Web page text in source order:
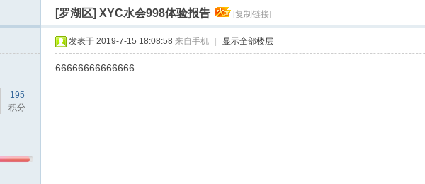
› ›
[罗湖区] XYC水会998体验报告 [复制链接]
195
积分
发表于 2019-7-15 18:08:58 来自手机 显示全部楼层
66666666666666